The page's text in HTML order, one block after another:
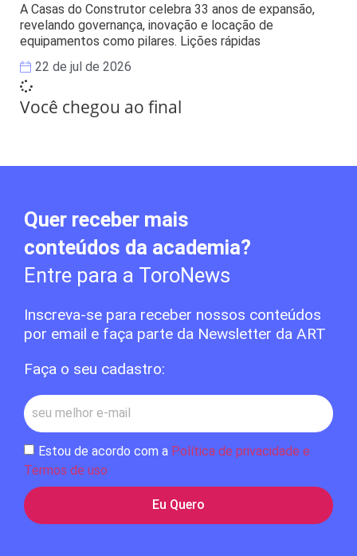
A Casas do Construtor celebra 33 anos de expansão,
revelando governança, inovação e locação de
equipamentos como pilares. Lições rápidas
22 de jul de 2026
Você chegou ao final
Quer receber mais
conteúdos da academia?
Entre para a ToroNews
Inscreva-se para receber nossos conteúdos
por email e faça parte da Newsletter da ART
Faça o seu cadastro:
Estou de acordo com a Política de privacidade e
Termos de uso
Eu Quero